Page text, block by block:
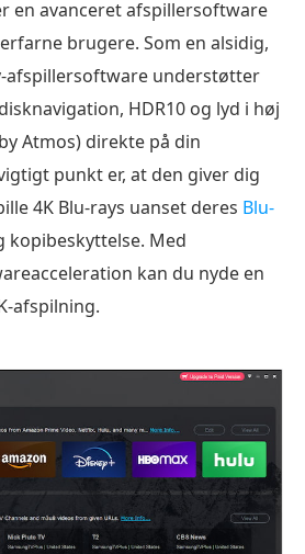
en avanceret afspillersoftware
brugere. Som en alsidig,
afspillersoftware understøtter
HDR10 og lyd i høj
Atmos) direkte på din
punkt er, at den giver dig
4K Blu-rays uanset deres Blu-
kopibeskyttelse. Med
kan du nyde en
afspilning.